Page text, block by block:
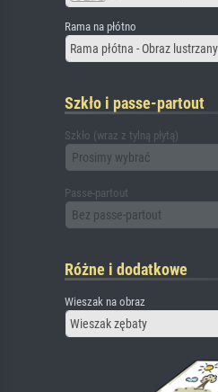
Rama na płótno
Rama płótna - Obraz
Szkło i passe-partout
Szkło (wraz z tylną płytą)
Prosimy wybrać
Passe-partout
Bez passe-partout
Różne i dodatkowe
Wieszak na obraz
Wieszak zębaty